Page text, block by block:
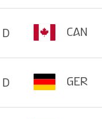
D CAN
D GER